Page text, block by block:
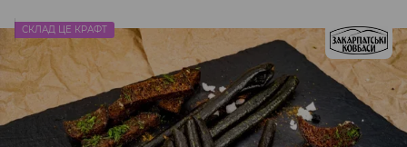
СКЛАД ЦЕ КРАФТ